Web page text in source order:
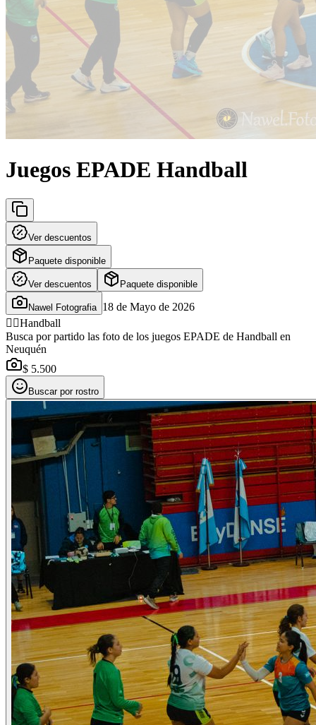
Juegos EPADE Handball
Ver descuentos
Paquete disponible
Ver descuentos Paquete disponible
Nawel Fotografia 18 de Mayo de 2026
🤾‍♂️Handball
Busca por partido las foto de los juegos EPADE de Handball en
Neuquén
$ 5.500
Buscar por rostro